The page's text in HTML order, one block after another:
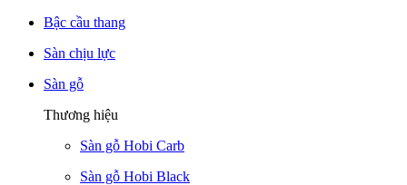
Bậc cầu thang
Sàn chịu lực
Sàn gỗ
Thương hiệu
Sàn gỗ Hobi Carb
Sàn gỗ Hobi Black